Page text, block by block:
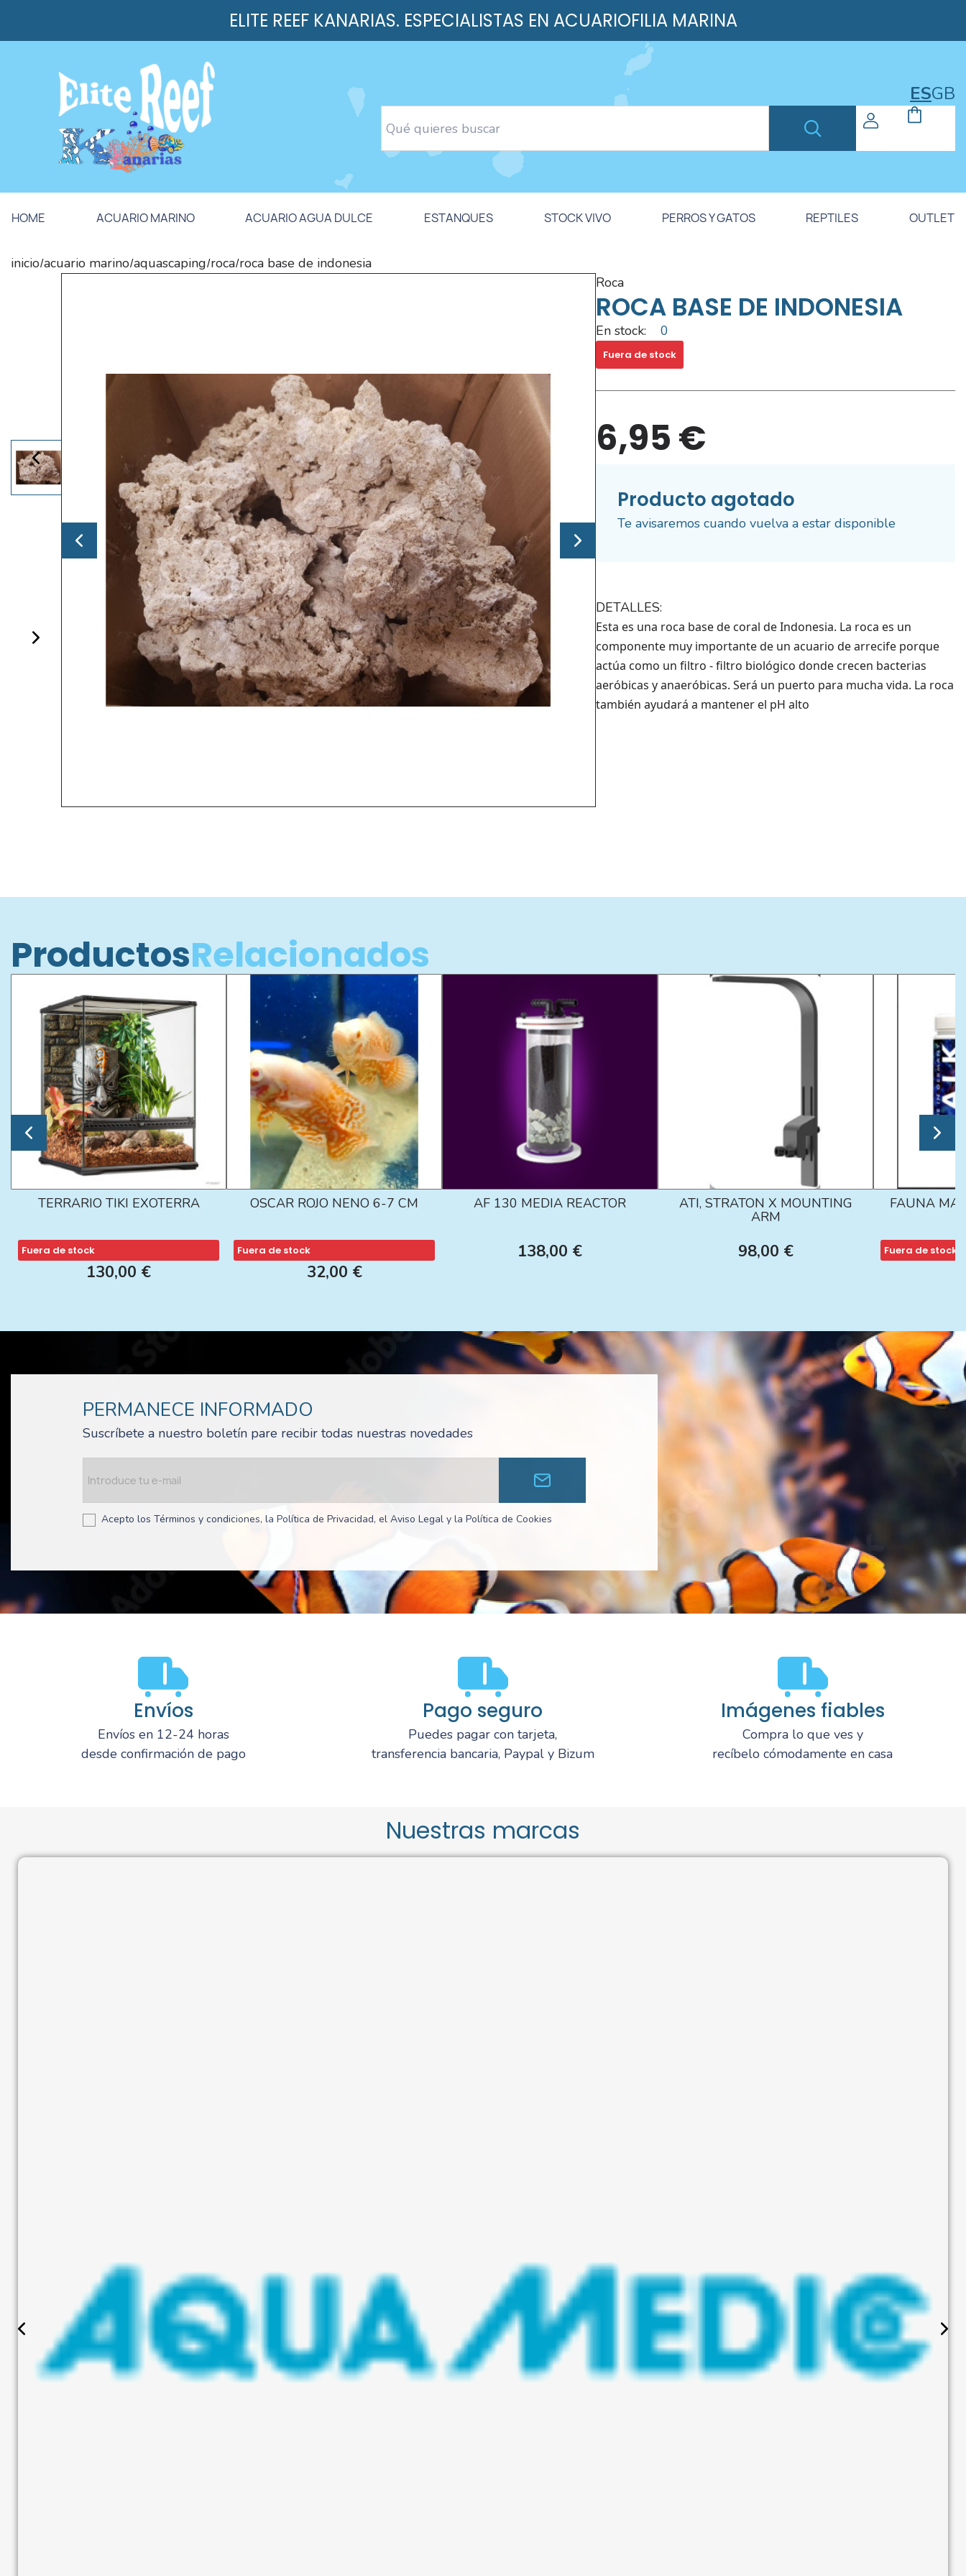
ELITE REEF KANARIAS. ESPECIALISTAS EN ACUARIOFILIA MARINA
ESGB
HOME ACUARIO MARINO ACUARIO AGUA DULCE ESTANQUES STOCK VIVO PERROS Y GATOS REPTILES OUTLET
inicio/acuario marino/aquascaping/roca/roca base de indonesia
roca
ROCA BASE DE INDONESIA
En stock: 0
Fuera de stock
6,95 €
Producto agotado
Te avisaremos cuando vuelva a estar disponible
DETALLES:
Esta es una roca base de coral de Indonesia. La roca es un
componente muy importante de un acuario de arrecife porque
actúa como un filtro - filtro biológico donde crecen bacterias
aeróbicas y anaeróbicas. Será un puerto para mucha vida. La roca
también ayudará a mantener el pH alto
ProductosRelacionados
TERRARIO TIKI EXOTERRA
Fuera de stock
130,00 €
OSCAR ROJO NENO 6-7 CM
Fuera de stock
32,00 €
AF 130 MEDIA REACTOR
138,00 €
ATI, STRATON X MOUNTING
ARM
98,00 €
FAUNA
Fuera de stock
PERMANECE INFORMADO
Suscríbete a nuestro boletín pare recibir todas nuestras novedades
Acepto los Términos y condiciones, la Política de Privacidad, el Aviso Legal y la Política de Cookies
Envíos
Envíos en 12-24 horas
desde confirmación de pago
Pago seguro
Puedes pagar con tarjeta,
transferencia bancaria, Paypal y Bizum
Imágenes fiables
Compra lo que ves y
recíbelo cómodamente en casa
Nuestras marcas